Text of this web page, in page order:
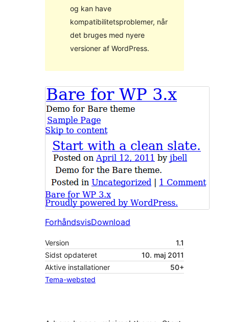
og kan have
kompatibilitetsproblemer, når
det bruges med nyere
versioner af WordPress.
ForhåndsvisDownload
Version
1.1
Sidst opdateret
10. maj 2011
Aktive installationer
50+
Tema-websted